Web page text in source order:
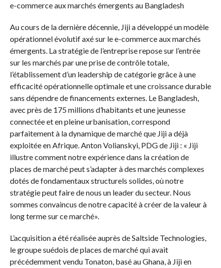
e-commerce aux marchés émergents au Bangladesh
Au cours de la dernière décennie, Jiji a développé un modèle
opérationnel évolutif axé sur le e-commerce aux marchés
émergents. La stratégie de l’entreprise repose sur l’entrée
sur les marchés par une prise de contrôle totale,
l’établissement d’un leadership de catégorie grâce à une
efficacité opérationnelle optimale et une croissance durable
sans dépendre de financements externes. Le Bangladesh,
avec près de 175 millions d’habitants et une jeunesse
connectée et en pleine urbanisation, correspond
parfaitement à la dynamique de marché que Jiji a déjà
exploitée en Afrique. Anton Volianskyi, PDG de Jiji : « Jiji
illustre comment notre expérience dans la création de
places de marché peut s’adapter à des marchés complexes
dotés de fondamentaux structurels solides, où notre
stratégie peut faire de nous un leader du secteur. Nous
sommes convaincus de notre capacité à créer de la valeur à
long terme sur ce marché».
L’acquisition a été réalisée auprès de Saltside Technologies,
le groupe suédois de places de marché qui avait
précédemment vendu Tonaton, basé au Ghana, à Jiji en